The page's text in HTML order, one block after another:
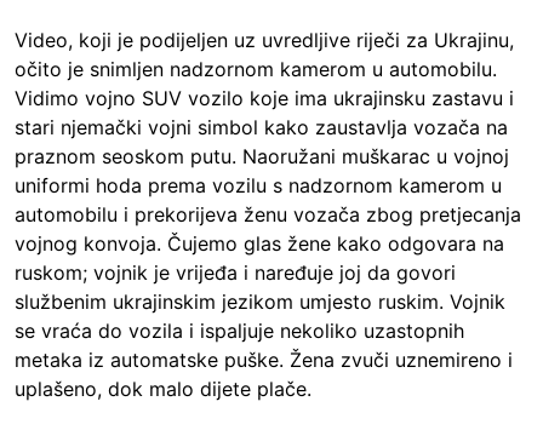
Video, koji je podijeljen uz uvredljive riječi za Ukrajinu,
očito je snimljen nadzornom kamerom u automobilu.
Vidimo vojno SUV vozilo koje ima ukrajinsku zastavu i
stari njemački vojni simbol kako zaustavlja vozača na
praznom seoskom putu. Naoružani muškarac u vojnoj
uniformi hoda prema vozilu s nadzornom kamerom u
automobilu i prekorijeva ženu vozača zbog pretjecanja
vojnog konvoja. Čujemo glas žene kako odgovara na
ruskom; vojnik je vrijeđa i naređuje joj da govori
službenim ukrajinskim jezikom umjesto ruskim. Vojnik
se vraća do vozila i ispaljuje nekoliko uzastopnih
metaka iz automatske puške. Žena zvuči uznemireno i
uplašeno, dok malo dijete plače.